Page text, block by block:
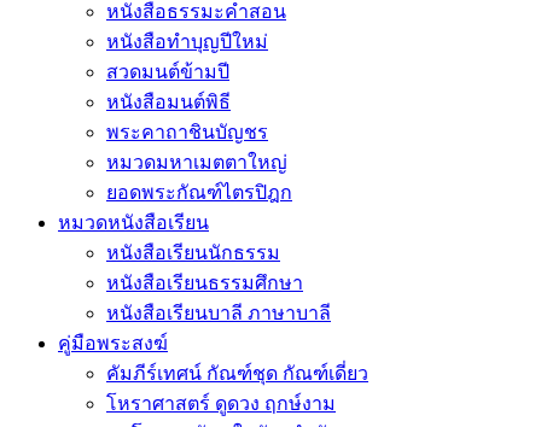
หนังสือธรรมะคำสอน
หนังสือทำบุญปีใหม่
สวดมนต์ข้ามปี
หนังสือมนต์พิธี
พระคาถาชินบัญชร
หมวดมหาเมตตาใหญ่
ยอดพระกัณฑ์ไตรปิฎก
หมวดหนังสือเรียน
หนังสือเรียนนักธรรม
หนังสือเรียนธรรมศึกษา
หนังสือเรียนบาลี ภาษาบาลี
คู่มือพระสงฆ์
คัมภีร์เทศน์ กัณฑ์ชุด กัณฑ์เดี่ยว
โหราศาสตร์ ดูดวง ฤกษ์งาม